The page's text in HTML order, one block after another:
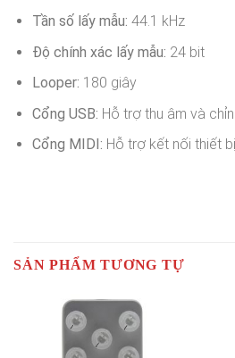
Tần số lấy mẫu: 44.1 kHz
Độ chính xác lấy mẫu: 24 bit
Looper: 180 giây
Cổng USB: Hỗ trợ thu âm và
Cổng MIDI: Hỗ trợ kết nối thiết
SẢN PHẨM TƯƠNG TỰ